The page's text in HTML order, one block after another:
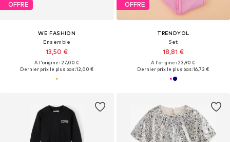
OFFRE
WE FASHION
Ensemble
13,50 €
À l'origine : 27,00 €
Dernier prix le plus bas :12,00 €
OFFRE
TRENDYOL
Set
18,81 €
À l'origine : 23,90 €
Dernier prix le plus bas :16,72 €